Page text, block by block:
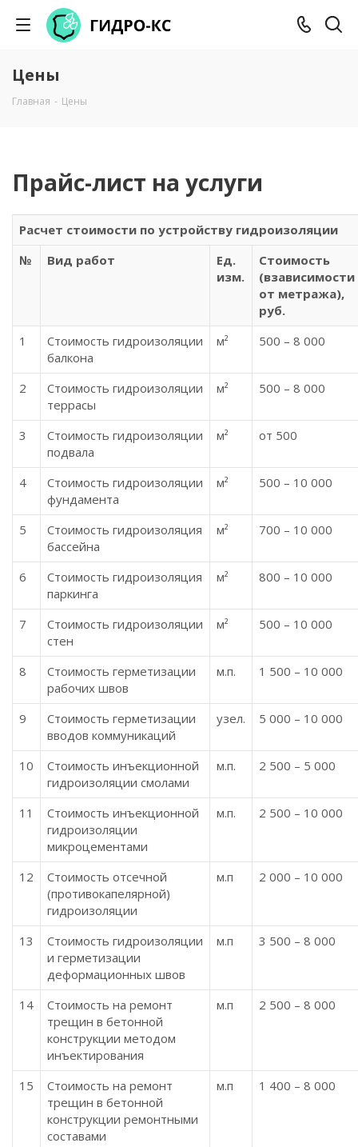
Цены
Главная - Цены
Прайс-лист на услуги
Расчет стоимости по устройству гидроизоляции
№
Вид работ
Ед.
изм.
Стоимость
(взависимости
от метража),
руб.
1
Стоимость гидроизоляции
балкона
м² 500 – 8 000
2
Стоимость гидроизоляции
террасы
м² 500 – 8 000
3
Стоимость гидроизоляции
подвала
м² от 500
4
Стоимость гидроизоляции
фундамента
м² 500 – 10 000
5
Стоимость гидроизоляция
бассейна
м² 700 – 10 000
6
Стоимость гидроизоляция
паркинга
м² 800 – 10 000
7
Стоимость гидроизоляции
стен
м² 500 – 10 000
8
Стоимость герметизации
рабочих швов
м.п. 1 500 – 10 000
9
Стоимость герметизации
вводов коммуникаций
узел. 5 000 – 10 000
10
Стоимость инъекционной
гидроизоляции смолами
м.п. 2 500 – 5 000
11
Стоимость инъекционной
гидроизоляции
микроцементами
м.п. 2 500 – 10 000
12
Стоимость отсечной
(противокапелярной)
гидроизоляции
м.п 2 000 – 10 000
13
Стоимость гидроизоляции
и герметизации
деформационных швов
м.п 3 500 – 8 000
14
Стоимость на ремонт
трещин в бетонной
конструкции методом
инъектирования
м.п 2 500 – 8 000
15
Стоимость на ремонт
трещин в бетонной
конструкции ремонтными
составами
м.п 1 400 – 8 000